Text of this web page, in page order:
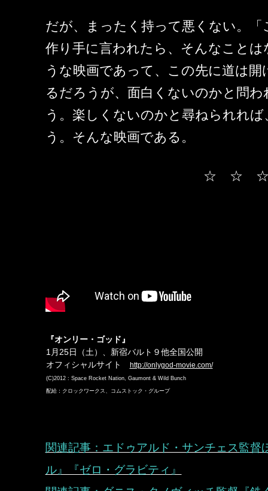
だが、まったく持って悪くない。
作り手に言われたら、そんなこと
うな映画であって、この先に道は
るだろうが、面白くないのかと問
う。楽しくないのかと尋ねられれ
う。そんな映画である。
☆ ☆
『オンリー・ゴッド』
1月25日（土）、新宿バルト９他全国公開
オフィシャルサイト
http://onlygod-movie.com/
(C)2012 : Space Rocket Nation, Gaumont & Wild Bunch
配給：クロックワークス、コムストック・グループ
関連記事：エドゥアルド・サンチェス監
ル』『ゼロ・グラビティ』